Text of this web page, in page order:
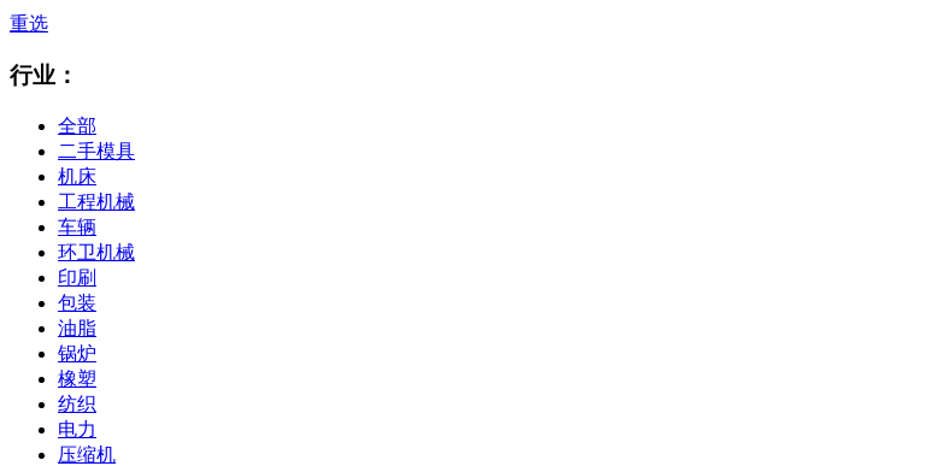
重选
行业：
全部
二手模具
机床
工程机械
车辆
环卫机械
印刷
包装
油脂
锅炉
橡塑
纺织
电力
压缩机